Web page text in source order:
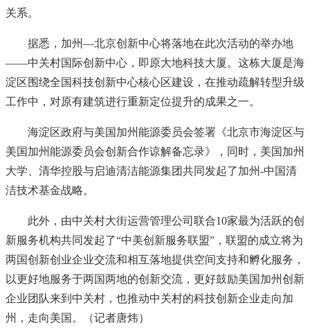
关系。
据悉，加州—北京创新中心将落地在此次活动的举办地
——中关村国际创新中心，即原大地科技大厦。这栋大厦是海
淀区围绕全国科技创新中心核心区建设，在推动疏解转型升级
工作中，对原有建筑进行重新定位提升的成果之一。
海淀区政府与美国加州能源委员会签署《北京市海淀区与
美国加州能源委员会创新合作谅解备忘录》，同时，美国加州
大学、清华控股与启迪清洁能源集团共同发起了加州-中国清
洁技术基金战略。
此外，由中关村大街运营管理公司联合10家最为活跃的创
新服务机构共同发起了“中美创新服务联盟”，联盟的成立将为
两国创新创业企业交流和相互落地提供空间支持和孵化服务，
以更好地服务于两国两地的创新交流，更好鼓励美国加州创新
企业团队来到中关村，也推动中关村的科技创新企业走向加
州，走向美国。（记者唐炜）